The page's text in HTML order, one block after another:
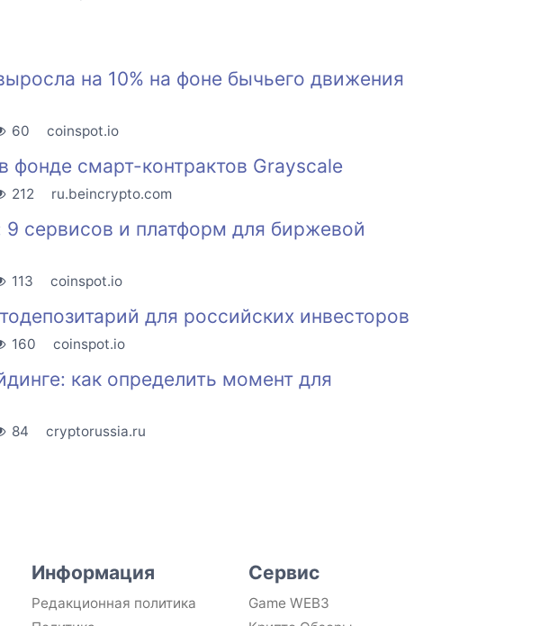
на 10% на фоне бычьего движения
60 coinspot.io
фонде смарт-контрактов Grayscale
212 ru.beincrypto.com
сервисов и платформ для биржевой
113 coinspot.io
для российских инвесторов
160 coinspot.io
как определить момент для
84 cryptorussia.ru
Информация
Редакционная политика
Сервис
Game WEB3